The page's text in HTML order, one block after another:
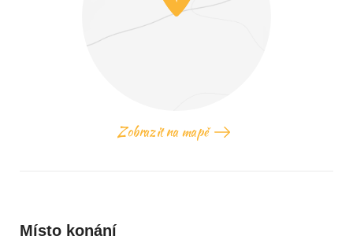
Zobrazit na mapě
Místo konání